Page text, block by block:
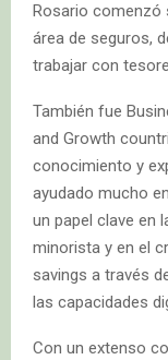
Rosario comenzó
área de seguros,
trabajar con
También fue
and Growth
conocimiento y
ayudado mucho
un papel clave en
minorista y en el
savings a través
las capacidades
Con un extenso